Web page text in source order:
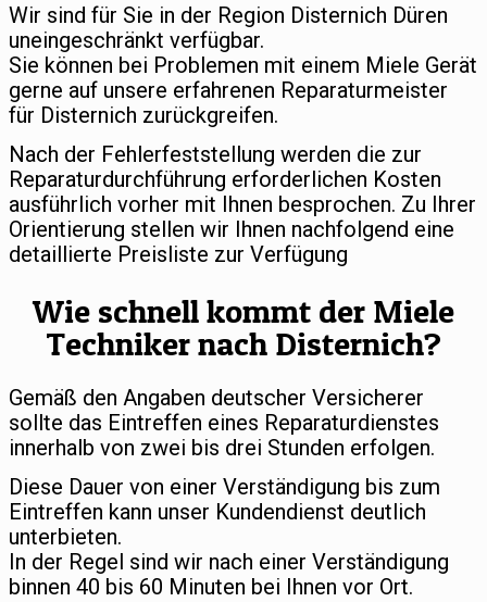
Wir sind für Sie in der Region Disternich Düren
uneingeschränkt verfügbar.
Sie können bei Problemen mit einem Miele Gerät
gerne auf unsere erfahrenen Reparaturmeister
für Disternich zurückgreifen.
Nach der Fehlerfeststellung werden die zur
Reparaturdurchführung erforderlichen Kosten
ausführlich vorher mit Ihnen besprochen. Zu Ihrer
Orientierung stellen wir Ihnen nachfolgend eine
detaillierte Preisliste zur Verfügung
Wie schnell kommt der Miele
Techniker nach Disternich?
Gemäß den Angaben deutscher Versicherer
sollte das Eintreffen eines Reparaturdienstes
innerhalb von zwei bis drei Stunden erfolgen.
Diese Dauer von einer Verständigung bis zum
Eintreffen kann unser Kundendienst deutlich
unterbieten.
In der Regel sind wir nach einer Verständigung
binnen 40 bis 60 Minuten bei Ihnen vor Ort.